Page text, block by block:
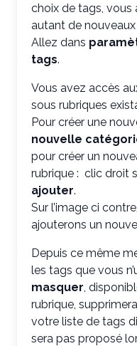
choix de tags, vous
autant de
Allez dans
tags.
Vous avez accès
sous rubriques
Pour créer une
nouvelle
pour créer un
rubrique : clic droit
ajouter.
Sur l’image ci
ajouterons un
Depuis ce même
les tags que vous
masquer,
rubrique,
votre liste de tags
sera pas proposé